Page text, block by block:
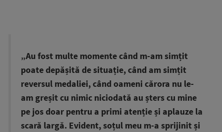
„Au fost multe momente când m-am simțit
poate depășită de situație, când am simțit
reversul medaliei, când oameni cărora nu le-
am greșit cu nimic niciodată au șters cu mine
pe jos doar pentru a primi atenție și aplauze la
scară largă. Evident, soțul meu m-a sprijinit și